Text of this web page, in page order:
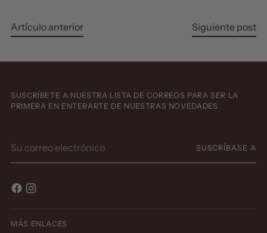
Artículo anterior Siguiente post
SUSCRÍBETE A NUESTRA LISTA DE CORREOS PARA SER LA
PRIMERA EN ENTERARTE DE NUESTRAS NOVEDADES
correo
SUSCRÍBASE A
MÁS ENLACES